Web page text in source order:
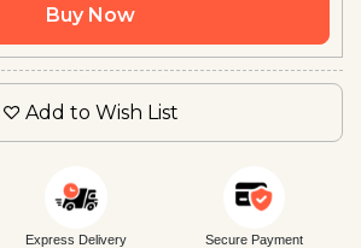
Buy Now
Add to Wish List
Express Delivery Secure Payment